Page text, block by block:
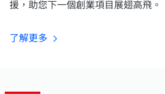
援，助您下一個創業項目展翅高飛。
了解更多